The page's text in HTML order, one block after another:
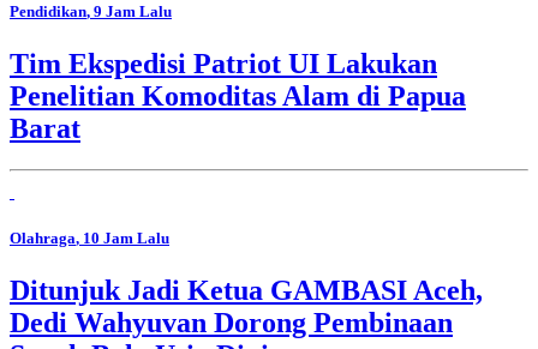
Pendidikan, 9 Jam Lalu
Tim Ekspedisi Patriot UI Lakukan
Penelitian Komoditas Alam di Papua
Barat
Olahraga, 10 Jam Lalu
Ditunjuk Jadi Ketua GAMBASI Aceh,
Dedi Wahyuvan Dorong Pembinaan